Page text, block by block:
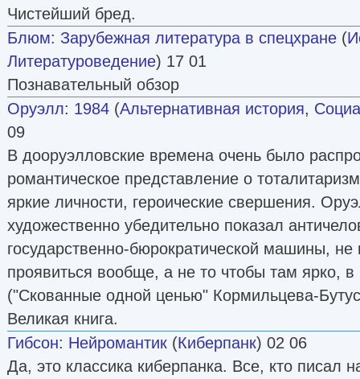
Чистейший бред.
Блюм: Зарубежная литература в спецхране (
Литературоведение) 17 01
Познавательный обзор
Оруэлл: 1984 (Альтернативная история,
09
В дооруэлловские времена очень было
романтическое представление о
яркие личности, героические свершения.
художественно убедительно показал
государственно-бюрократической машины,
проявиться вообще, а не то чтобы там ярко,
("Скованные одной ценью" Кормильцева-
Великая книга.
Гибсон: Нейромантик (Киберпанк) 02 06
Да, это классика киберпанка. Все, кто писал